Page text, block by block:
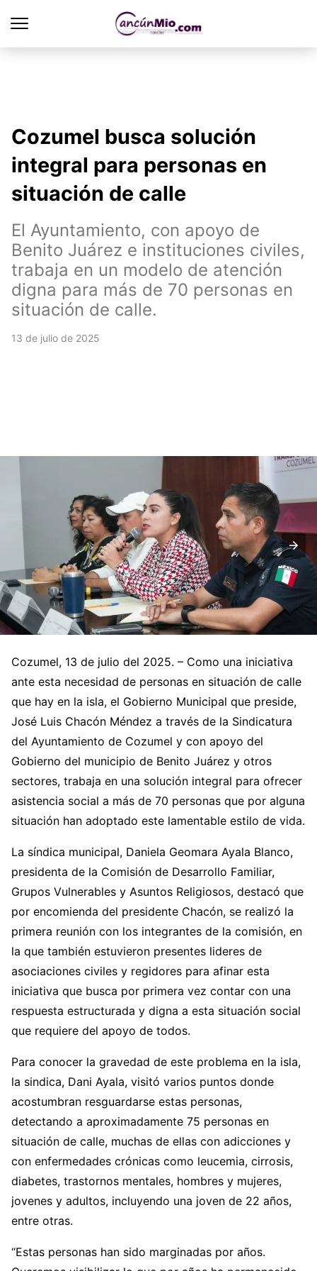
Cozumel busca solución
integral para personas en
situación de calle
El Ayuntamiento, con apoyo de
Benito Juárez e instituciones civiles,
trabaja en un modelo de atención
digna para más de 70 personas en
situación de calle.
13 de julio de 2025
Cozumel, 13 de julio del 2025. – Como una iniciativa
ante esta necesidad de personas en situación de calle
que hay en la isla, el Gobierno Municipal que preside,
José Luis Chacón Méndez a través de la Sindicatura
del Ayuntamiento de Cozumel y con apoyo del
Gobierno del municipio de Benito Juárez y otros
sectores, trabaja en una solución integral para ofrecer
asistencia social a más de 70 personas que por alguna
situación han adoptado este lamentable estilo de vida.
La síndica municipal, Daniela Geomara Ayala Blanco,
presidenta de la Comisión de Desarrollo Familiar,
Grupos Vulnerables y Asuntos Religiosos, destacó que
por encomienda del presidente Chacón, se realizó la
primera reunión con los integrantes de la comisión, en
la que también estuvieron presentes lideres de
asociaciones civiles y regidores para afinar esta
iniciativa que busca por primera vez contar con una
respuesta estructurada y digna a esta situación social
que requiere del apoyo de todos.
Para conocer la gravedad de este problema en la isla,
la sindica, Dani Ayala, visitó varios puntos donde
acostumbran resguardarse estas personas,
detectando a aproximadamente 75 personas en
situación de calle, muchas de ellas con adicciones y
con enfermedades crónicas como leucemia, cirrosis,
diabetes, trastornos mentales, hombres y mujeres,
jovenes y adultos, incluyendo una joven de 22 años,
entre otras.
“Estas personas han sido marginadas por años.